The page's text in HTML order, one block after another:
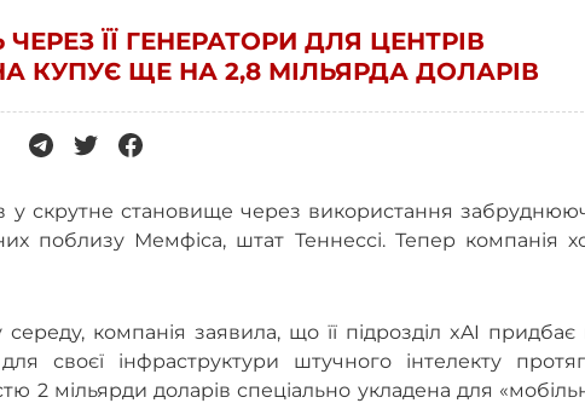
ЇЇ ГЕНЕРАТОРИ ДЛЯ ЦЕНТРІВ
КУПУЄ ЩЕ НА 2,8 МІЛЬЯРДА ДОЛАРІВ
у скрутне становище через використання
поблизу Мемфіса, штат Теннессі. Тепер компанія
середу, компанія заявила, що її підрозділ xAI
своєї інфраструктури штучного інтелекту
2 мільярди доларів спеціально укладена для